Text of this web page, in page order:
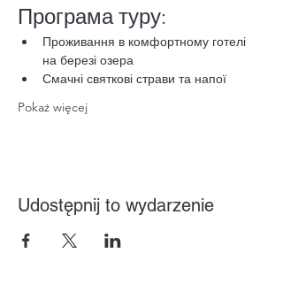
Програма туру:
Проживання в комфортному готелі
на березі озера
Смачні святкові страви та напої
Pokaż więcej
Udostępnij to wydarzenie